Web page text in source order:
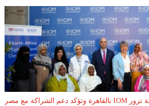
وزيرة الخارجية البريطانية تزور IOM بالقاهرة وتؤكد دعم الشراكة مع مصر